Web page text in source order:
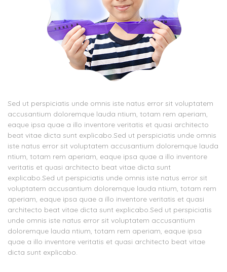
Sed ut perspiciatis unde omnis iste natus error sit voluptatem
accusantium doloremque lauda ntium, totam rem aperiam,
eaque ipsa quae a illo inventore veritatis et quasi architecto
beat vitae dicta sunt explicabo.Sed ut perspiciatis unde omnis
iste natus error sit voluptatem accusantium doloremque lauda
ntium, totam rem aperiam, eaque ipsa quae a illo inventore
veritatis et quasi architecto beat vitae dicta sunt
explicabo.Sed ut perspiciatis unde omnis iste natus error sit
voluptatem accusantium doloremque lauda ntium, totam rem
aperiam, eaque ipsa quae a illo inventore veritatis et quasi
architecto beat vitae dicta sunt explicabo.Sed ut perspiciatis
unde omnis iste natus error sit voluptatem accusantium
doloremque lauda ntium, totam rem aperiam, eaque ipsa
quae a illo inventore veritatis et quasi architecto beat vitae
dicta sunt explicabo.